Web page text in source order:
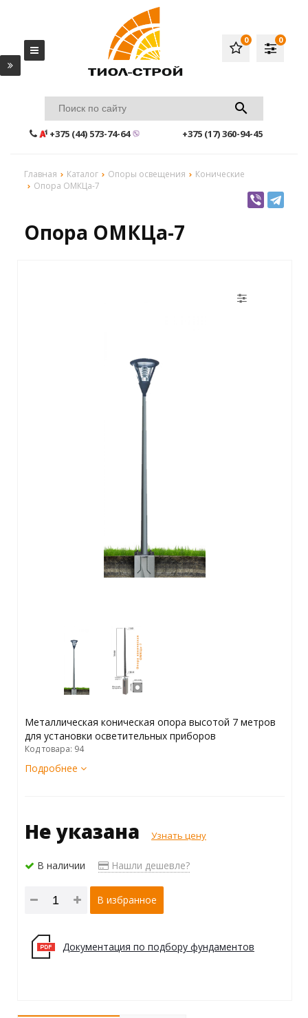
0 0
+375 (44) 573-74-64 +375 (17) 360-94-45
Главная Каталог Опоры освещения
Конические
Опора ОМКЦа-7
Опора ОМКЦа-7
Металлическая коническая опора высотой 7 метров
для установки осветительных приборов
Код товара: 94
Подробнее
Не указана Узнать цену
В наличии Нашли дешевле?
В избранное
Документация по подбору фундаментов